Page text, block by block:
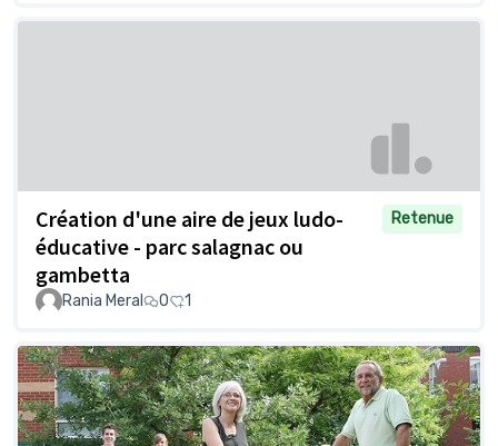
Création d'une aire de jeux ludo-
éducative - parc salagnac ou
gambetta
Retenue
Rania Meral 0 1